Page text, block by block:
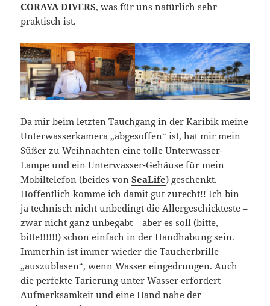
CORAYA DIVERS, was für uns natürlich sehr
praktisch ist.
Da mir beim letzten Tauchgang in der Karibik meine
Unterwasserkamera „abgesoffen“ ist, hat mir mein
Süßer zu Weihnachten eine tolle Unterwasser-
Lampe und ein Unterwasser-Gehäuse für mein
Mobiltelefon (beides vonSeaLife) geschenkt.
Hoffentlich komme ich damit gut zurecht!! Ich bin
ja technisch nicht unbedingt die Allergeschickteste –
zwar nicht ganz unbegabt – aber es soll (bitte,
bitte!!!!!!) schon einfach in der Handhabung sein.
Immerhin ist immer wieder die Taucherbrille
„auszublasen“, wenn Wasser eingedrungen. Auch
die perfekte Tarierung unter Wasser erfordert
Aufmerksamkeit und eine Hand nahe der